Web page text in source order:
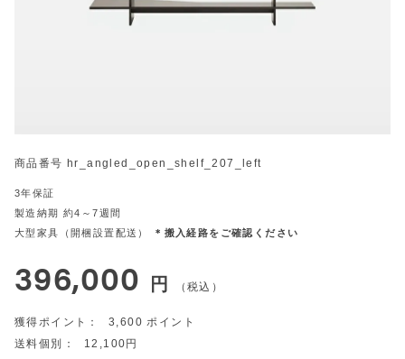
商品番号 hr_angled_open_shelf_207_left
3年保証
製造納期 約4～7週間
大型家具（開梱設置配送）
＊搬入経路をご確認ください
396,000 税込
3,600
12,100